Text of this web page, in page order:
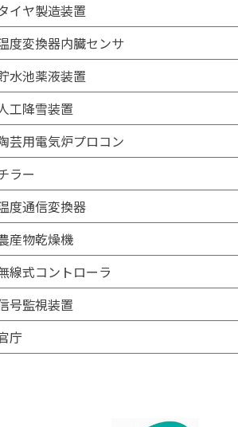
イヤ製造装置
度変換器内臓センサ
水池薬液装置
工降雪装置
芸用電気炉プロコン
ラー
度通信変換器
産物乾燥機
線式コントローラ
号監視装置
庁